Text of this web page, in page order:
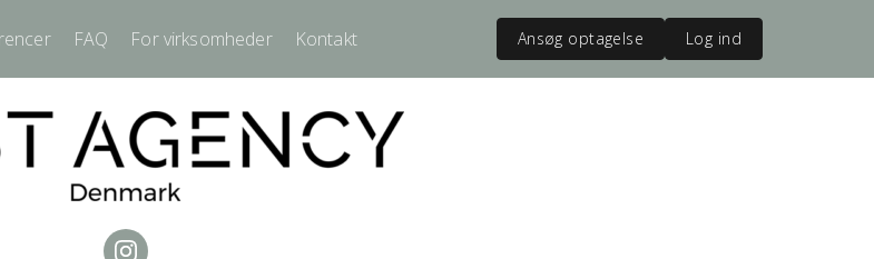
FAQ For virksomheder Kontakt Ansøg optagelse Log ind